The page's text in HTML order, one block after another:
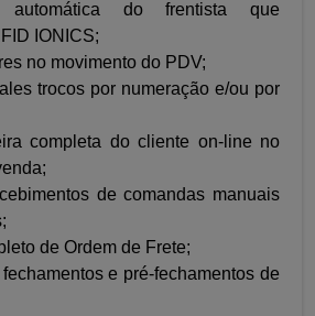
automática do frentista que
IONICS;
no movimento do PDV;
trocos por numeração e/ou por
completa do cliente on-line no
de comandas manuais
de Ordem de Frete;
e pré-fechamentos de